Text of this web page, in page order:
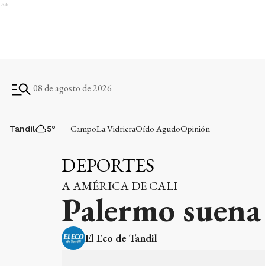
Ads
08 de agosto de 2026
Tandil 5° CampoLa VidrieraOído AgudoOpinión
DEPORTES
A AMÉRICA DE CALI
Palermo
El Eco de Tandil